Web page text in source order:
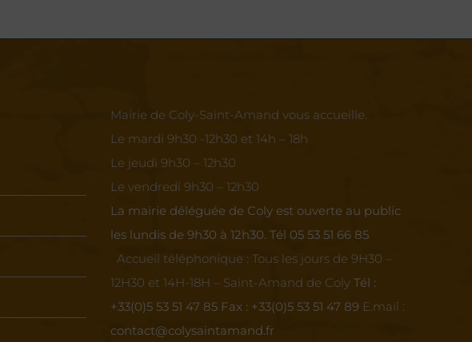
Mairie de Coly-Saint-Amand vous accueille.
Le mardi 9h30 -12h30 et 14h – 18h
Le jeudi 9h30 – 12h30
Le vendredi 9h30 – 12h30
La mairie déléguée de Coly est ouverte au public
les lundis de 9h30 à 12h30. Tél 05 53 51 66 85
Accueil téléphonique : Tous les jours de 9H30 –
12H30 et 14H-18H – Saint-Amand de Coly Tél :
+33(0)5 53 51 47 85 Fax : +33(0)5 53 51 47 89 E.mail :
contact@colysaintamand.fr